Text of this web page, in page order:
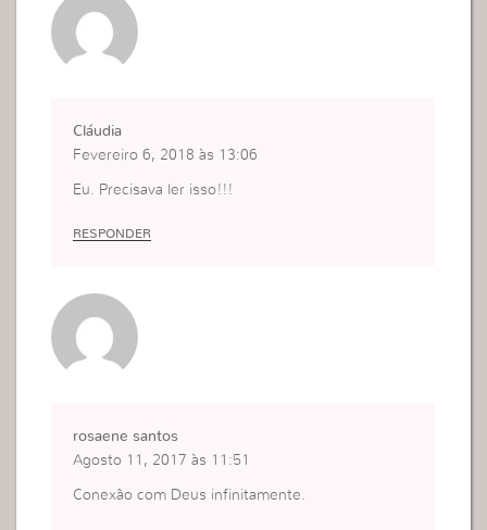
Cláudia
Fevereiro 6, 2018 às 13:06
Eu. Precisava ler isso!!!
RESPONDER
rosaene santos
Agosto 11, 2017 às 11:51
Conexão com Deus infinitamente.